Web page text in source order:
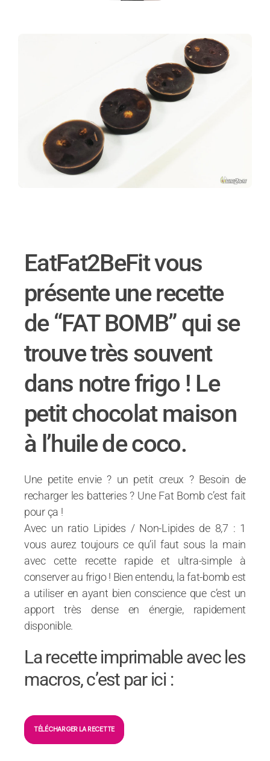
EatFat2BeFit vous
présente une recette
de “FAT BOMB” qui se
trouve très souvent
dans notre frigo ! Le
petit chocolat maison
à l’huile de coco.
Une petite envie ? un petit creux ? Besoin de
recharger les batteries ? Une Fat Bomb c’est fait
pour ça !
Avec un ratio Lipides / Non-Lipides de 8,7 : 1
vous aurez toujours ce qu’il faut sous la main
avec cette recette rapide et ultra-simple à
conserver au frigo ! Bien entendu, la fat-bomb est
a utiliser en ayant bien conscience que c’est un
apport très dense en énergie, rapidement
disponible.
La recette imprimable avec les
macros, c’est par ici :
TÉLÉCHARGER LA RECETTE